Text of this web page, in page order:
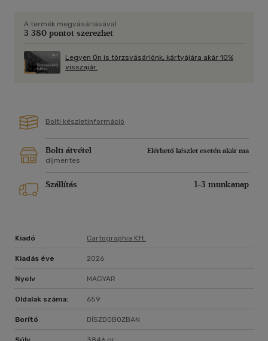
infografikákat, valamint a fényképes ország leírásokat.
A Történelmi Világatlasz térképlapjai a tartalmából kifolyólag
nem változtak, a kiadvány végén található kronológia záró
határideje viszont továbblépett az előző kiadás dátumához
A termék megvásárlásával
3 380 pontot szerezhet
Legyen Ön is törzsvásárlónk, kártyájára akár 10%
visszajár.
Bolti készletinformáció
Bolti átvétel
Elérhető készlet esetén akár ma
díjmentes
Szállítás 1-3 munkanap
Kiadó Cartographia Kft.
Kiadás éve 2026
Nyelv MAGYAR
Oldalak száma: 659
Borító DÍSZDOBOZBAN